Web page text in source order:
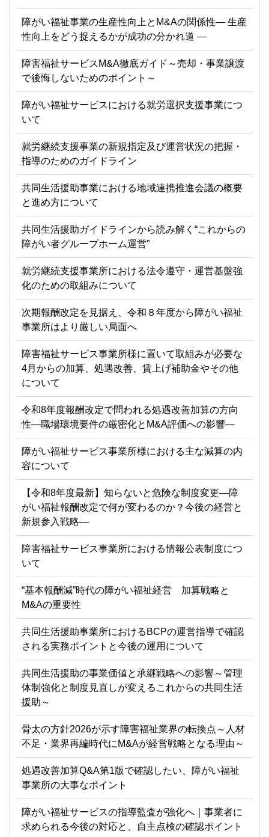
障がい福祉事業の生産性向上とM&Aの関係性― 生産
性向上をどう捉えるかが成功の分かれ道 ―
障害福祉サービスM&A徹底ガイド～売却・事業譲渡
で後悔しないためのポイント～
障がい福祉サービスにおける就労選択支援事業につ
いて
就労継続支援事業の新規指定及び運営状況の把握・
指導のためのガイドライン
共同生活援助事業における地域連携推進会議の概要
と進め方について
共同生活援助ガイドラインから読み解く“これからの
障がい者グループホーム運営”
就労継続支援事業所における法令遵守・運営基盤強
化のための取組みについて
次期報酬改定を見据え、令和８年度から障がい福祉
事業所はより厳しい局面へ
障害福祉サービス事業所様に置いて取組みが必要な
4月からの加算、処遇改善、賃上げ補助金やその他
について
令和8年度報酬改定で問われる処遇改善加算の方向
性―職場環境要件の厳密化とM&A評価への影響―
障がい福祉サービス事業所様における主な減算の内
容について
【令和8年度最新】知らないと危険な制度変更―障
がい福祉報酬改定で何が変わるのか？今後の経営と
新規参入戦略―
障害福祉サービス事業所における情報公表制度につ
いて
“基本報酬減”時代の障がい福祉経営 加算戦略と
M&Aの重要性
共同生活援助事業所におけるBCPの運営指導で確認
される実務ポイントと今後の運用について
共同生活援助の事業価値と承継戦略への影響～管理
体制強化と制度見直しが変えるこれからの共同生活
援助～
骨太の方針2026が示す障害福祉業界の転換点～人材
不足・業界再編時代にM&Aが経営戦略となる理由～
処遇改善加算Q&A第1版で確認したい、障がい福祉
事業所の大事なポイント
障がい福祉サービスの指導監査が強化へ｜事業者に
求められる今後の対応と、自主点検の確認ポイント